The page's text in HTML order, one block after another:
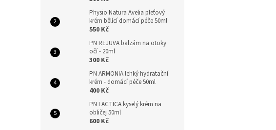
Physio Natura Avelia pleťový
krém bělící domácí péče 50ml
550 Kč
PN REJUVA balzám na otoky
očí - 20ml
300 Kč
PN ARMONIA lehký hydratační
krém - domácí péče 50ml
400 Kč
PN LACTICA kyselý krém na
obličej 50ml
600 Kč